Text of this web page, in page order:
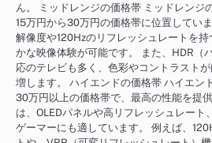
ん。 ミッドレンジの価格帯 ミッドレンジ
15万円から30万円の価格帯に位置してい
解像度や120Hzのリフレッシュレートを
かな映像体験が可能です。 また、HDR（
応のテレビも多く、色彩やコントラスト
増します。 ハイエンドの価格帯 ハイエン
30万円以上の価格帯で、最高の性能を提
は、OLEDパネルや高リフレッシュレート
ゲーマーにも適しています。 例えば、